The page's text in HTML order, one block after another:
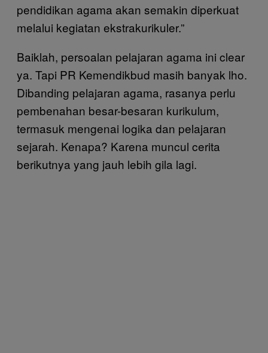
pendidikan agama akan semakin diperkuat
melalui kegiatan ekstrakurikuler.”
Baiklah, persoalan pelajaran agama ini clear
ya. Tapi PR Kemendikbud masih banyak lho.
Dibanding pelajaran agama, rasanya perlu
pembenahan besar-besaran kurikulum,
termasuk mengenai logika dan pelajaran
sejarah. Kenapa? Karena muncul cerita
berikutnya yang jauh lebih gila lagi.